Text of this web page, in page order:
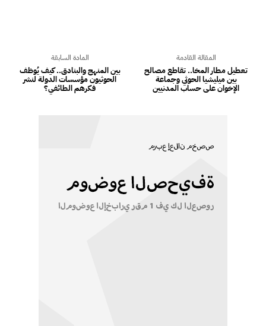
المادة السابقة
بين المنهج والبنادق.. كيف يُوظف
الحوثيون مؤسسات الدولة لنشر
فكرهم الطائفي؟
المقالة القادمة
تعطيل مطار المخا.. تقاطع مصالح
بين ميليشيا الحوثي وجماعة
الإخوان على حساب المدنيين